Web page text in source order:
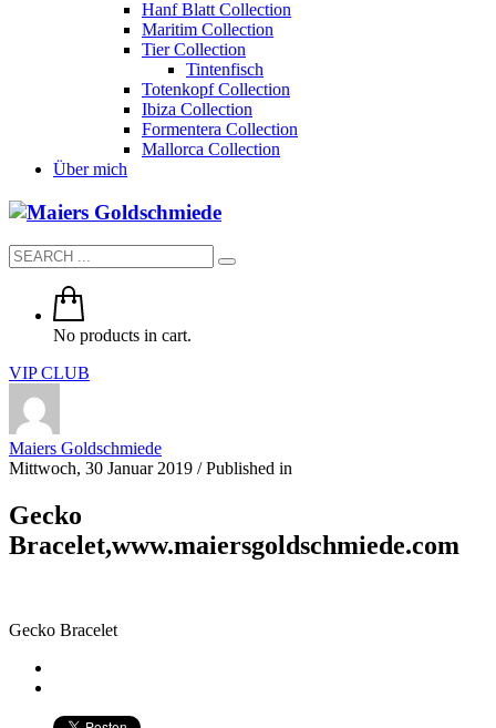
Hanf Blatt Collection
Maritim Collection
Tier Collection
Tintenfisch
Totenkopf Collection
Ibiza Collection
Formentera Collection
Mallorca Collection
Über mich
No products in cart.
VIP CLUB
Maiers Goldschmiede
Mittwoch, 30 Januar 2019 /Published in
Gecko
Bracelet,www.maiersgoldschmiede.com
Gecko Bracelet